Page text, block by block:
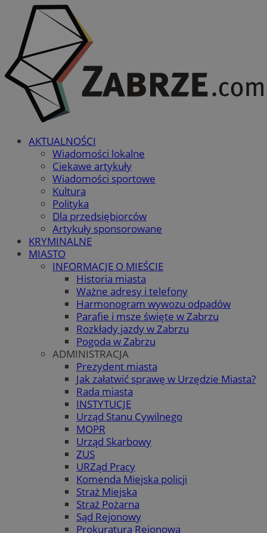
AKTUALNOŚCI
Wiadomości lokalne
Ciekawe artykuły
Wiadomości sportowe
Kultura
Polityka
Dla przedsiębiorców
Artykuły sponsorowane
KRYMINALNE
MIASTO
INFORMACJE O MIEŚCIE
Historia miasta
Ważne adresy i telefony
Harmonogram wywozu odpadów
Parafie i msze święte w Zabrzu
Rozkłady jazdy w Zabrzu
Pogoda w Zabrzu
ADMINISTRACJA
Prezydent miasta
Jak załatwić sprawę w Urzędzie Miasta?
Rada miasta
INSTYTUCJE
Urząd Stanu Cywilnego
MOPR
Urząd Skarbowy
ZUS
URZąd Pracy
Komenda Miejska policji
Straż Miejska
Straż Pożarna
Sąd Rejonowy
Prokuratura Rejonowa